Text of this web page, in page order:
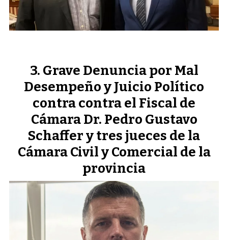
Grave Denuncia por Mal
Desempeño y Juicio Político
contra contra el Fiscal de
Cámara Dr. Pedro Gustavo
Schaffer y tres jueces de la
Cámara Civil y Comercial de la
provincia